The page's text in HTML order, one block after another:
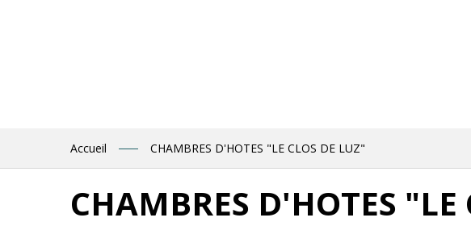
Accueil CHAMBRES D'HOTES "LE CLOS DE LUZ"
CHAMBRES D'HOTES "LE